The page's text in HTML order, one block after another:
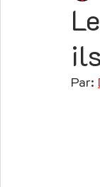
Par: